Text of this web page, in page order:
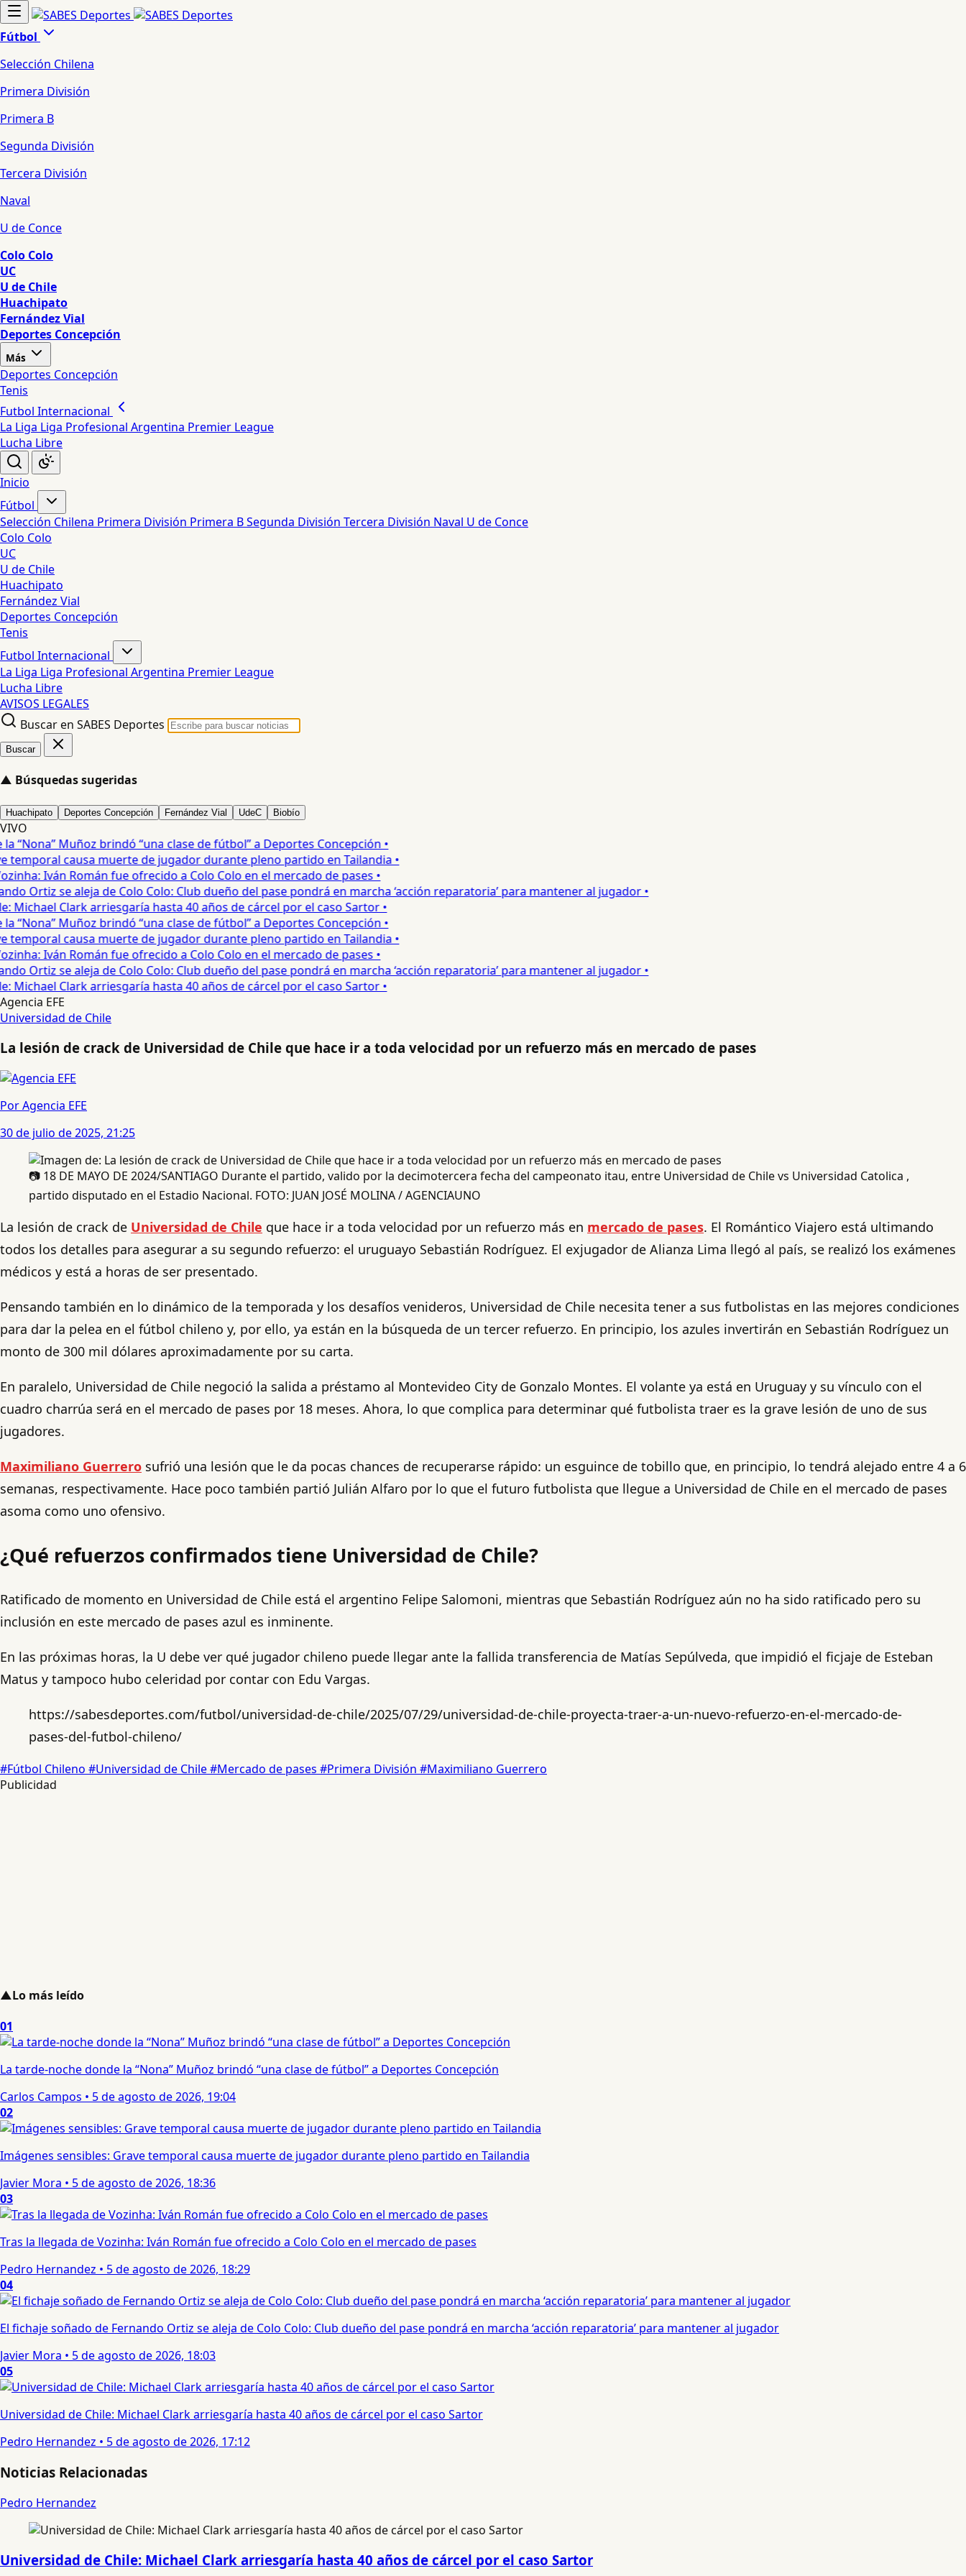
Fútbol
Selección Chilena
Primera División
Primera B
Segunda División
Tercera División
Naval
U de Conce
Colo Colo
UC
U de Chile
Huachipato
Fernández Vial
Deportes Concepción
Más
Deportes Concepción
Tenis
Futbol Internacional
La Liga Liga Profesional Argentina Premier League
Lucha Libre
Inicio
Fútbol
Selección Chilena Primera División Primera BSegunda División Tercera División Naval U de Conce
Colo Colo
UC
U de Chile
Huachipato
Fernández Vial
Deportes Concepción
Tenis
Futbol Internacional
La Liga Liga Profesional Argentina Premier League
Lucha Libre
AVISOS LEGALES
Buscar en SABES Deportes
Buscar
▲ Búsquedas sugeridas
Huachipato Deportes Concepción Fernández Vial UdeC Biobío
VIVO
Muñoz brindó “una clase de fútbol” a Deportes Concepción •
causa muerte de jugador durante pleno partido en Tailandia •
Iván Román fue ofrecido a Colo Colo en el mercado de pases •
Ortiz se aleja de Colo Colo: Club dueño del pase pondrá en marcha ‘acción reparatoria’ para mantener al jugador •
Clark arriesgaría hasta 40 años de cárcel por el caso Sartor •
Muñoz brindó “una clase de fútbol” a Deportes Concepción •
causa muerte de jugador durante pleno partido en Tailandia •
Iván Román fue ofrecido a Colo Colo en el mercado de pases •
Ortiz se aleja de Colo Colo: Club dueño del pase pondrá en marcha ‘acción reparatoria’ para mantener al jugador •
Clark arriesgaría hasta 40 años de cárcel por el caso Sartor •
Agencia EFE
Universidad de Chile
La lesión de crack de Universidad de Chile que hace ir a toda velocidad por un refuerzo más en mercado de pases
Por Agencia EFE
30 de julio de 2025, 21:25
📷 18 DE MAYO DE 2024/SANTIAGO Durante el partido, valido por la decimotercera fecha del campeonato itau, entre Universidad de Chile vs Universidad Catolica ,
partido disputado en el Estadio Nacional. FOTO: JUAN JOSÉ MOLINA / AGENCIAUNO
La lesión de crack de Universidad de Chile que hace ir a toda velocidad por un refuerzo más en mercado de pases. El Romántico Viajero está ultimando
todos los detalles para asegurar a su segundo refuerzo: el uruguayo Sebastián Rodríguez. El exjugador de Alianza Lima llegó al país, se realizó los exámenes
médicos y está a horas de ser presentado.
Pensando también en lo dinámico de la temporada y los desafíos venideros, Universidad de Chile necesita tener a sus futbolistas en las mejores condiciones
para dar la pelea en el fútbol chileno y, por ello, ya están en la búsqueda de un tercer refuerzo. En principio, los azules invertirán en Sebastián Rodríguez un
monto de 300 mil dólares aproximadamente por su carta.
En paralelo, Universidad de Chile negoció la salida a préstamo al Montevideo City de Gonzalo Montes. El volante ya está en Uruguay y su vínculo con el
cuadro charrúa será en el mercado de pases por 18 meses. Ahora, lo que complica para determinar qué futbolista traer es la grave lesión de uno de sus
jugadores.
Maximiliano Guerrero sufrió una lesión que le da pocas chances de recuperarse rápido: un esguince de tobillo que, en principio, lo tendrá alejado entre 4 a 6
semanas, respectivamente. Hace poco también partió Julián Alfaro por lo que el futuro futbolista que llegue a Universidad de Chile en el mercado de pases
asoma como uno ofensivo.
¿Qué refuerzos confirmados tiene Universidad de Chile?
Ratificado de momento en Universidad de Chile está el argentino Felipe Salomoni, mientras que Sebastián Rodríguez aún no ha sido ratificado pero su
inclusión en este mercado de pases azul es inminente.
En las próximas horas, la U debe ver qué jugador chileno puede llegar ante la fallida transferencia de Matías Sepúlveda, que impidió el ficjaje de Esteban
Matus y tampoco hubo celeridad por contar con Edu Vargas.
https://sabesdeportes.com/futbol/universidad-de-chile/2025/07/29/universidad-de-chile-proyecta-traer-a-un-nuevo-refuerzo-en-el-mercado-de-
pases-del-futbol-chileno/
#Fútbol Chileno #Universidad de Chile#Mercado de pases #Primera División #Maximiliano Guerrero
Publicidad
▲Lo más leído
01
La tarde-noche donde la “Nona” Muñoz brindó “una clase de fútbol” a Deportes Concepción
Carlos Campos • 5 de agosto de 2026, 19:04
02
Imágenes sensibles: Grave temporal causa muerte de jugador durante pleno partido en Tailandia
Javier Mora • 5 de agosto de 2026, 18:36
03
Tras la llegada de Vozinha: Iván Román fue ofrecido a Colo Colo en el mercado de pases
Pedro Hernandez • 5 de agosto de 2026, 18:29
04
El fichaje soñado de Fernando Ortiz se aleja de Colo Colo: Club dueño del pase pondrá en marcha ‘acción reparatoria’ para mantener al jugador
Javier Mora • 5 de agosto de 2026, 18:03
05
Universidad de Chile: Michael Clark arriesgaría hasta 40 años de cárcel por el caso Sartor
Pedro Hernandez • 5 de agosto de 2026, 17:12
Noticias Relacionadas
Pedro Hernandez
Universidad de Chile: Michael Clark arriesgaría hasta 40 años de cárcel por el caso Sartor